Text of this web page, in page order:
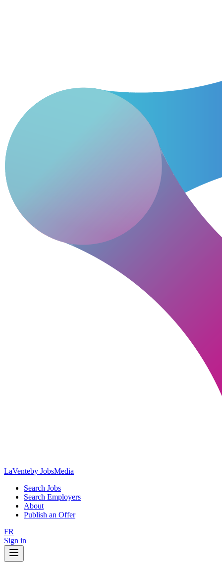
LaVenteby JobsMedia
Search Jobs
Search Employers
About
Publish an Offer
FR
Sign in